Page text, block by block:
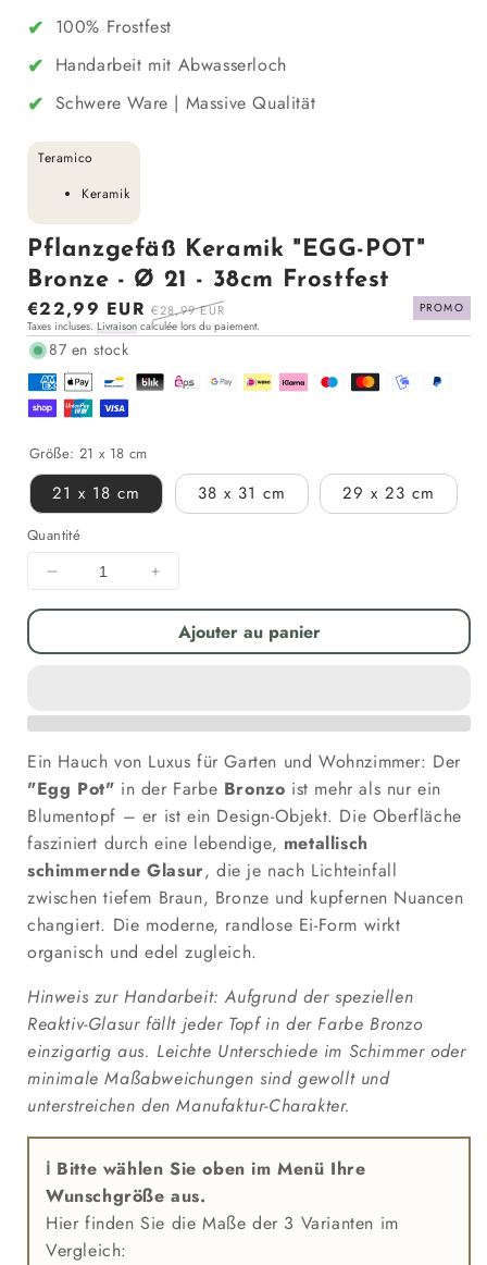
✔ 100% Frostfest
✔ Handarbeit mit Abwasserloch
✔ Schwere Ware | Massive Qualität
Teramico
Keramik
Pflanzgefäß Keramik "EGG-POT"
Bronze - Ø 21 - 38cm Frostfest
Prix
en
solde
€22,99 EUR Prix
régulier
€28,99 EUR
PROMO
Taxes incluses. Livraison calculée lors du paiement.
87 en stock
Größe: 21 x 18 cm
21 x 18 cm 38 x 31 cm 29 x 23 cm
Quantité
Diminuer
la
pour
&quot;EGG-
Bronze
-
Ø
21
-
38cm
Frostfest
Augmenter
la
quantité
pour
&quot;EGG-
Bronze
-
Ø
21
-
38cm
Frostfest
Ajouter au panier
Ein Hauch von Luxus für Garten und Wohnzimmer: Der
"Egg Pot" in der Farbe Bronzo ist mehr als nur ein
Blumentopf – er ist ein Design-Objekt. Die Oberfläche
fasziniert durch eine lebendige, metallisch
schimmernde Glasur, die je nach Lichteinfall
zwischen tiefem Braun, Bronze und kupfernen Nuancen
changiert. Die moderne, randlose Ei-Form wirkt
organisch und edel zugleich.
Hinweis zur Handarbeit: Aufgrund der speziellen
Reaktiv-Glasur fällt jeder Topf in der Farbe Bronzo
einzigartig aus. Leichte Unterschiede im Schimmer oder
minimale Maßabweichungen sind gewollt und
unterstreichen den Manufaktur-Charakter.
ℹ️ Bitte wählen Sie oben im Menü Ihre
Wunschgröße aus.
Hier finden Sie die Maße der 3 Varianten im
Vergleich: